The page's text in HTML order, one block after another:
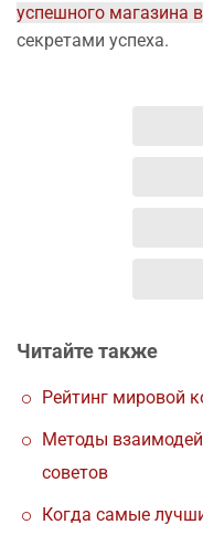
успешного магазина
секретами успеха.
Читайте также
Рейтинг мировой
Методы
советов
Когда самые